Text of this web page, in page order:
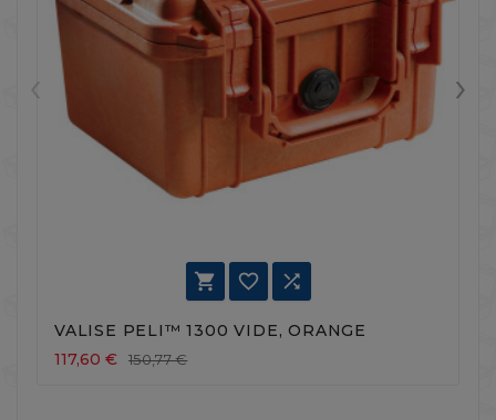
  
VALISE PELI™ 1300 VIDE, ORANGE
117,60 €
150,77 €
›